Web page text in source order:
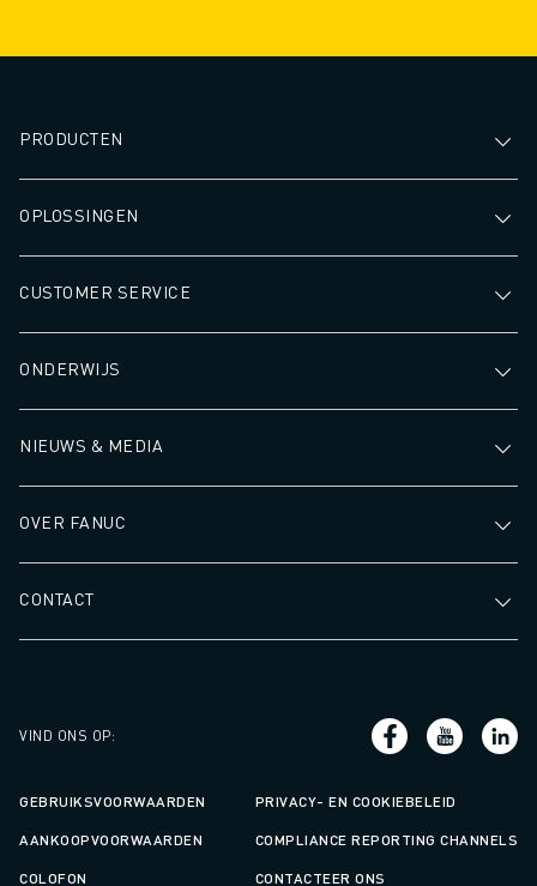
PRODUCTEN
OPLOSSINGEN
CUSTOMER SERVICE
ONDERWIJS
NIEUWS & MEDIA
OVER FANUC
CONTACT
VIND ONS OP:
GEBRUIKSVOORWAARDEN PRIVACY- EN COOKIEBELEID
AANKOOPVOORWAARDEN COMPLIANCE REPORTING CHANNELS
COLOFON CONTACTEER ONS